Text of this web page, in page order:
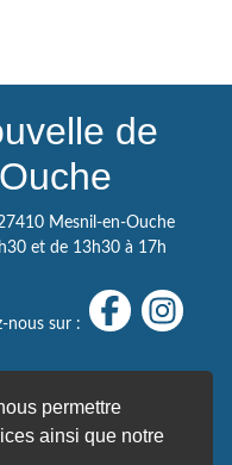
permettre
ainsi que notre
de
Mesnil-en-Ouche
et de 13h30 à 17h
nous sur :